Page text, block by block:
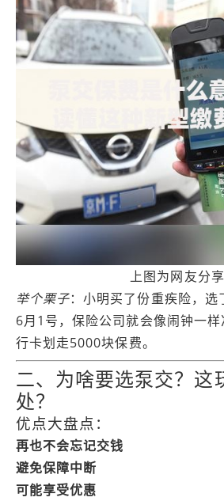
上图为网友分享
举个栗子：小明买了份重疾险，
6月1号，保险公司就会像闹钟一
行卡划走5000块保费。
二、为啥要选泵交？这
处？
优点大盘点：
再也不会忘记交钱
避免保障中断
可能享受优惠